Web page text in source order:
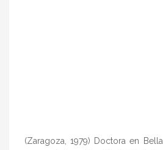
(Zaragoza, 1979) Doctora en